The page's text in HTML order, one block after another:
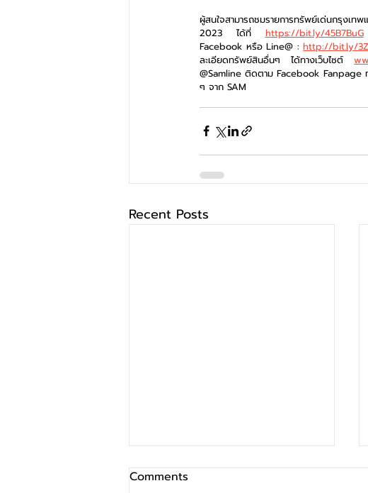
ผู้สนใจสามารถชมรายการทรัพย์เด่นกรุงเ
2023  ได้ที่ https://bit.ly/45B7BuG
Facebook หรือ Line@ : http://bit.ly/
ละเอียดทรัพย์สินอื่นๆ ได้ทางเว็บไซต์
@Samline ติดตาม Facebook
ๆ จาก SAM
Recent Posts
Comments